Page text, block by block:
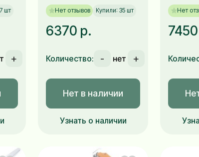
шт
+
Нет отзывов Купили: 35 шт
6370 р.
Количество: - +
Нет в наличии
Узнать о наличии
Нет